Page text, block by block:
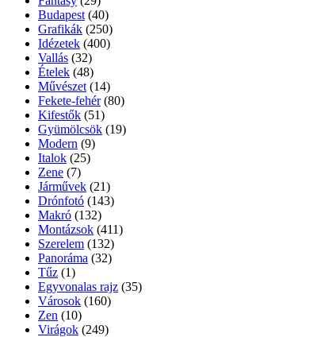
Budapest (40)
Grafikák (250)
Idézetek (400)
Vallás (32)
Ételek (48)
Művészet (14)
Fekete-fehér (80)
Kifestők (51)
Gyümölcsök (19)
Modern (9)
Italok (25)
Zene (7)
Járművek (21)
Drónfotó (143)
Makró (132)
Montázsok (411)
Szerelem (132)
Panoráma (32)
Tűz (1)
Egyvonalas rajz (35)
Városok (160)
Zen (10)
Virágok (249)